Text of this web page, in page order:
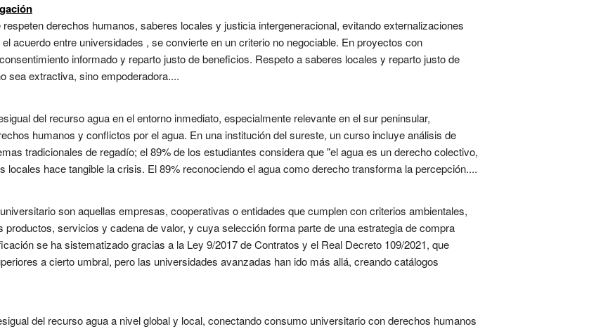
derechos humanos, saberes locales y justicia intergeneracional, evitando externalizaciones
acuerdo entre universidades , se convierte en un criterio no negociable. En proyectos con
informado y reparto justo de beneficios. Respeto a saberes locales y reparto justo de
sea extractiva, sino empoderadora....
del recurso agua en el entorno inmediato, especialmente relevante en el sur peninsular,
humanos y conflictos por el agua. En una institución del sureste, un curso incluye análisis de
tradicionales de regadío; el 89% de los estudiantes considera que "el agua es un derecho colectivo,
locales hace tangible la crisis. El 89% reconociendo el agua como derecho transforma la percepción....
son aquellas empresas, cooperativas o entidades que cumplen con criterios ambientales,
servicios y cadena de valor, y cuya selección forma parte de una estrategia de compra
se ha sistematizado gracias a la Ley 9/2017 de Contratos y el Real Decreto 109/2021, que
a cierto umbral, pero las universidades avanzadas han ido más allá, creando catálogos
del recurso agua a nivel global y local, conectando consumo universitario con derechos humanos